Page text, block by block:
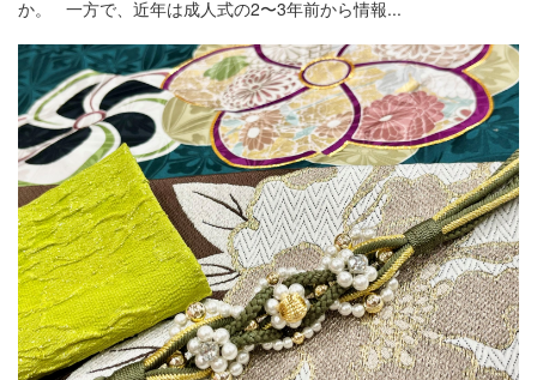
か。 一方で、近年は成人式の2〜3年前から情報...